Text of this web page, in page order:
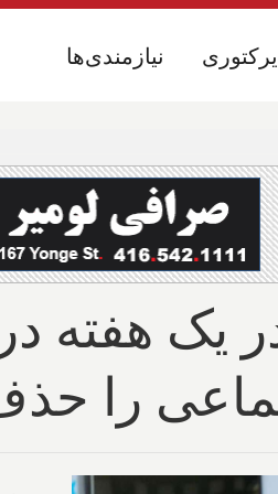
نیازمندی‌ها
نیازمندی‌ها
۹۶ کرونایی در
را